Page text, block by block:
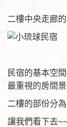
二樓中央走廊
民宿的基本空
最重視的房間景
二樓的部份分
讓我們看下去